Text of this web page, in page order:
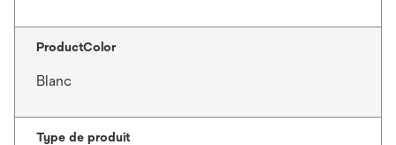
ProductColor
Blanc
Type de produit